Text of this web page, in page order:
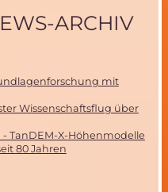
ARCHIV
mit
Wissenschaftsflug über
TanDEM-X-Höhenmodelle
80 Jahren